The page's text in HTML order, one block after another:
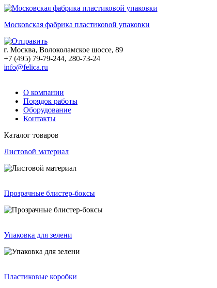
Московская фабрика пластиковой упаковки
г. Москва, Волоколамское шоссе, 89
+7 (495) 79-79-244, 280-73-24
info@felica.ru
О компании
Порядок работы
Оборудование
Контакты
Каталог товаров
Листовой материал
Прозрачные блистер-боксы
Упаковка для зелени
Пластиковые коробки